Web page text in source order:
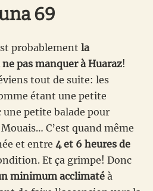
69
probablement la
pas manquer à Huaraz!
tout de suite: les
étant une petite
une petite balade pour
C’est quand même
et entre 4 et 6 heures de
Et ça grimpe! Donc
minimum acclimaté à